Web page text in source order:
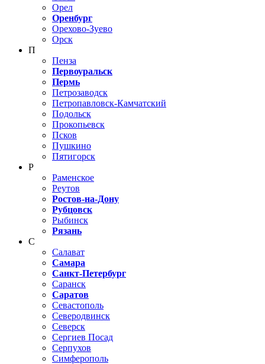
Орел
Оренбург
Орехово-Зуево
Орск
П
Пенза
Первоуральск
Пермь
Петрозаводск
Петропавловск-Камчатский
Подольск
Прокопьевск
Псков
Пушкино
Пятигорск
Р
Раменское
Реутов
Ростов-на-Дону
Рубцовск
Рыбинск
Рязань
С
Салават
Самара
Санкт-Петербург
Саранск
Саратов
Севастополь
Северодвинск
Северск
Сергиев Посад
Серпухов
Симферополь